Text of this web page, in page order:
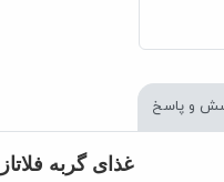
و پاسخ
غذای گربه